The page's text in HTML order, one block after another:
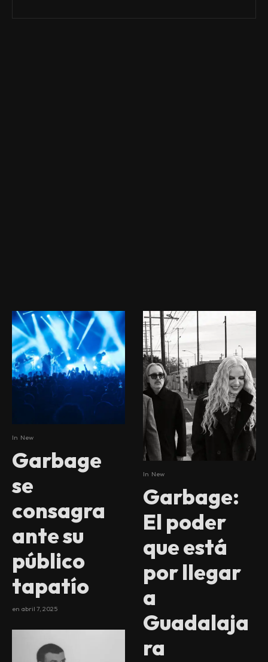
In New
Garbage
se
consagra
ante su
público
tapatío
en abril 7, 2025
In New
Garbage:
El poder
que está
por llegar
a
Guadalaja
ra